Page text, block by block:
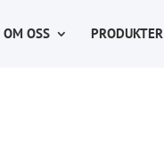
OM OSS PRODUKTER